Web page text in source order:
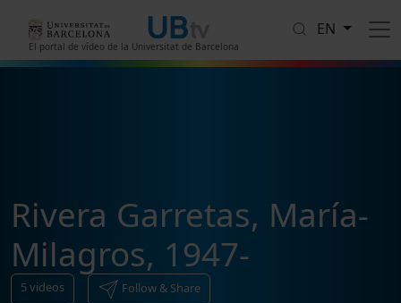
El portal de vídeo de la Universitat de Barcelona
EN
Rivera Garretas, María-
Milagros, 1947-
5videos Follow & Share